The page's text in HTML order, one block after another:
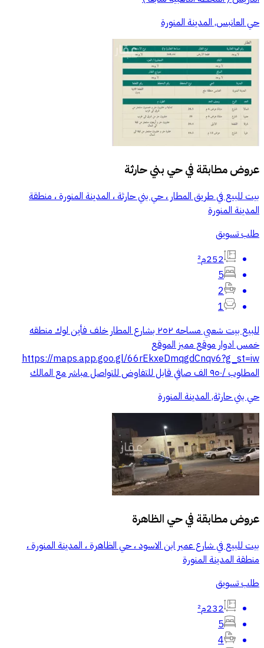
حي العانبس, المدينة المنورة
عروض مطابقة فيحي بني حارثة
بيت للبيع في طريق المطار ، حي بني حارثة ، المدينة المنورة ، منطقة
المدينة المنورة
طلب تسويق
252م²
5
2
1
للبيع بيت شعبي مساحه ٢٥٢ بشارع المطار خلف فأين لوك منطقه
خمس ادوار موقع مميز الموقع
https://maps.app.goo.gl/66rEkxeDmqgdCnqv6?g_st=iw
المطلوب /٩٥٠ الف صافي قابل للتفاوض للتواصل مباشر مع المالك
حي بني حارثة, المدينة المنورة
عروض مطابقة فيحي الظاهرة
بيت للبيع في شارع عمير ابن الاسود ، حي الظاهرة ، المدينة المنورة ،
منطقة المدينة المنورة
طلب تسويق
232م²
5
4